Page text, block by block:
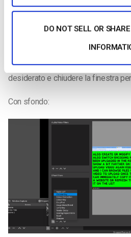
DO NOT SELL OR
Fare clic sul ‘+’ e andare su
desiderato e chiudere la finestra
Con sfondo: